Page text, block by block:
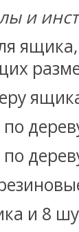
и
и 8